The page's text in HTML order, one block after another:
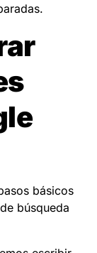
básicos
búsqueda